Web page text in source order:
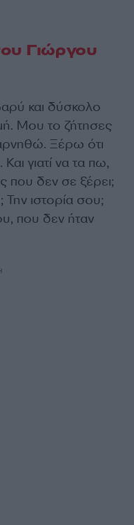
Γιώργου
και δύσκολο
Μου το ζήτησες
Ξέρω ότι
γιατί να τα πω,
που δεν σε ξέρει;
ιστορία σου;
που δεν ήταν